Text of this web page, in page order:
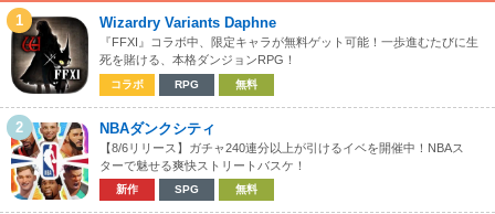
1 Wizardry Variants Daphne
『FFXI』コラボ中、限定キャラが無料ゲット可能！一歩進むたびに生
死を賭ける、本格ダンジョンRPG！
コラボ RPG 無料
2 NBAダンクシティ
【8/6リリース】ガチャ240連分以上が引けるイベを開催中！NBAス
ターで魅せる爽快ストリートバスケ！
新作 SPG 無料